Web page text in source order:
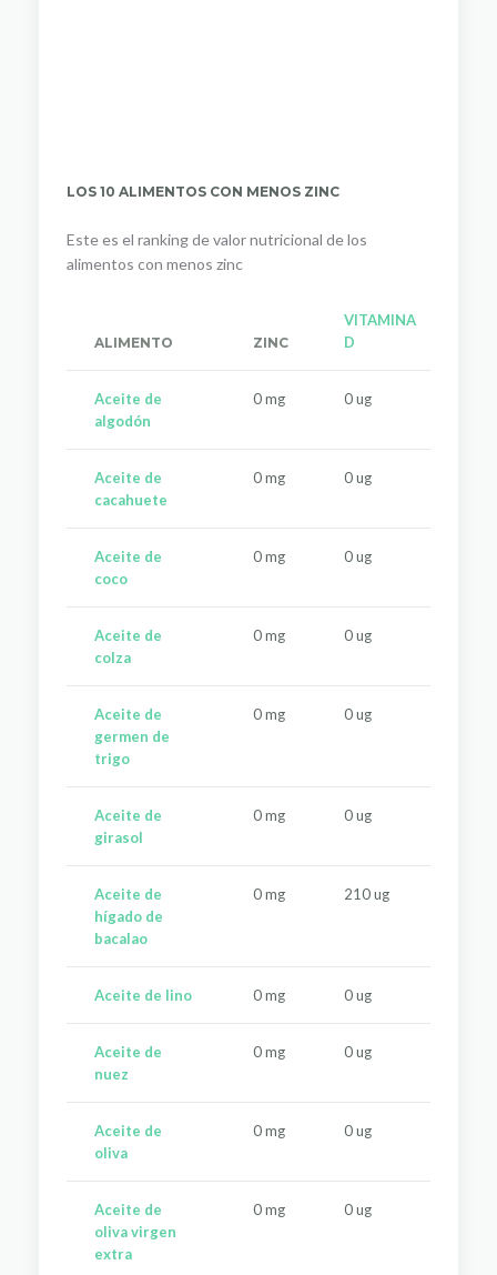
LOS 10 ALIMENTOS CON MENOS ZINC
Este es el ranking de valor nutricional de los
alimentos con menos zinc
ALIMENTO ZINC
VITAMINA
D
Aceite de
algodón
0 mg 0 ug
Aceite de
cacahuete
0 mg 0 ug
Aceite de
coco
0 mg 0 ug
Aceite de
colza
0 mg 0 ug
Aceite de
germen de
trigo
0 mg 0 ug
Aceite de
girasol
0 mg 0 ug
Aceite de
hígado de
bacalao
0 mg 210 ug
Aceite de lino 0 mg 0 ug
Aceite de
nuez
0 mg 0 ug
Aceite de
oliva
0 mg 0 ug
Aceite de
oliva virgen
extra
0 mg 0 ug